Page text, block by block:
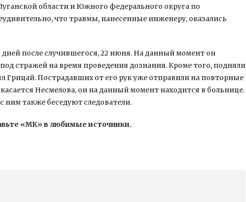
области и Южного федерального округа по
что травмы, нанесенные инженеру, оказались
дней после случившегося, 22 июня. На данный момент он
стражей на время проведения дознания. Кроме того, подняли
Пострадавших от его рук уже отправили на повторные
Несмелова, он на данный момент находится в больнице.
ним также беседуют следователи.
«МК» в любимые источники.